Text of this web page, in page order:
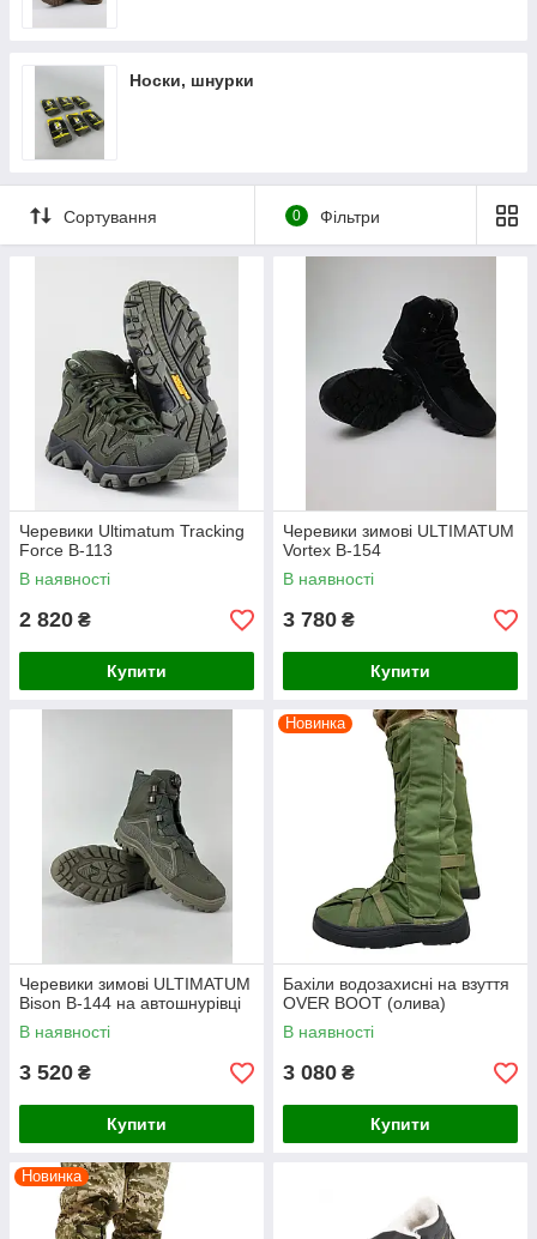
Носки, шнурки
Сортування 0 Фільтри
Черевики Ultimatum Tracking
Force B-113
В наявності
2 820 ₴
Купити
Черевики зимові ULTIMATUM
Vortex B-154
В наявності
3 780 ₴
Купити
Черевики зимові ULTIMATUM
Bison B-144 на автошнурівці
В наявності
3 520 ₴
Купити
Новинка
Бахіли водозахисні на взуття
OVER BOOT (олива)
В наявності
3 080 ₴
Купити
Новинка